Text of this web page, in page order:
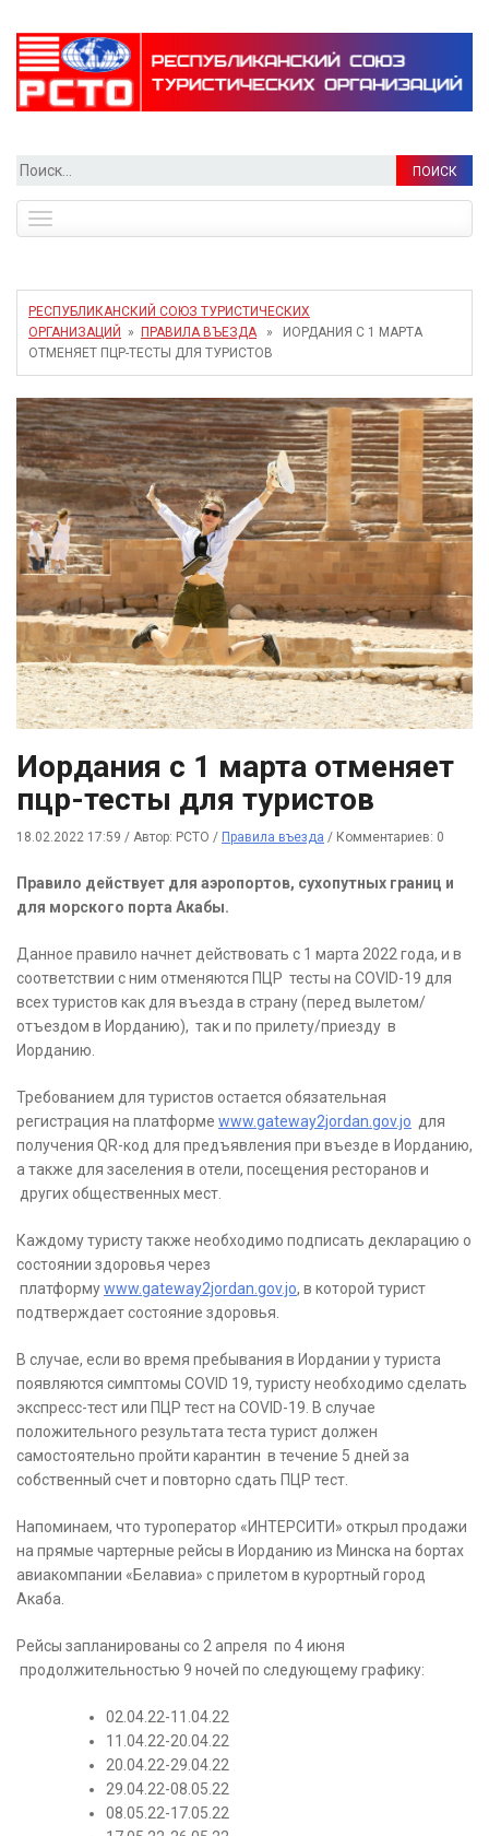
Найти:
navigation
РЕСПУБЛИКАНСКИЙ СОЮЗ ТУРИСТИЧЕСКИХ
ОРГАНИЗАЦИЙ
» ПРАВИЛА ВЪЕЗДА» ИОРДАНИЯ С 1 МАРТА
ОТМЕНЯЕТ ПЦР-ТЕСТЫ ДЛЯ ТУРИСТОВ
Иордания с 1 марта отменяет
пцр-тесты для туристов
18.02.2022 17:59 / Автор: РСТО / Правила въезда / Комментариев: 0
Правило действует для аэропортов, сухопутных границ и
для морского порта Акабы.
Данное правило начнет действовать с 1 марта 2022 года, и в
соответствии с ним отменяются ПЦР тесты на COVID-19 для
всех туристов как для въезда в страну (перед вылетом/
отъездом в Иорданию), так и по прилету/приезду в
Иорданию.
Требованием для туристов остается обязательная
регистрация на платформе www.gateway2jordan.gov.jo для
получения QR-код для предъявления при въезде в Иорданию,
а также для заселения в отели, посещения ресторанов и
других общественных мест.
Каждому туристу также необходимо подписать декларацию о
состоянии здоровья через
платформуwww.gateway2jordan.gov.jo, в которой турист
подтверждает состояние здоровья.
В случае, если во время пребывания в Иордании у туриста
появляются симптомы COVID 19, туристу необходимо сделать
экспресс-тест или ПЦР тест на COVID-19. В случае
положительного результата теста турист должен
самостоятельно пройти карантин в течение 5 дней за
собственный счет и повторно сдать ПЦР тест.
Напоминаем, что туроператор «ИНТЕРСИТИ» открыл продажи
на прямые чартерные рейсы в Иорданию из Минска на бортах
авиакомпании «Белавиа» с прилетом в курортный город
Акаба.
Рейсы запланированы со 2 апреля по 4 июня
продолжительностью 9 ночей по следующему графику:
02.04.22-11.04.22
11.04.22-20.04.22
20.04.22-29.04.22
29.04.22-08.05.22
08.05.22-17.05.22